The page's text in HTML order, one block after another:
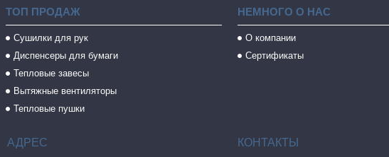
ТОП ПРОДАЖ
Сушилки для рук
Диспенсеры для бумаги
Тепловые завесы
Вытяжные вентиляторы
Тепловые пушки
НЕМНОГО О НАС
О компании
Сертификаты